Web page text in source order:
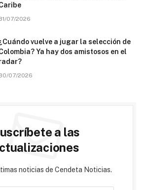
07/2026
vuelve a jugar la selección de
Ya hay dos amistosos en el
07/2026
a las
noticias de Cendeta Noticias.